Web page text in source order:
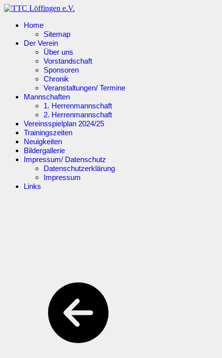
Home
Sitemap
Der Verein
Über uns
Vorstandschaft
Sponsoren
Chronik
Veranstaltungen/ Termine
Mannschaften
1. Herrenmannschaft
2. Herrenmannschaft
Vereinsspielplan 2024/25
Trainingszeiten
Neuigkeiten
Bildergallerie
Impressum/ Datenschutz
Datenschutzerklärung
Impressum
Links